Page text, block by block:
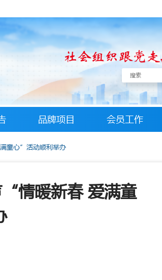
品牌项目 会员工作
童心”活动顺利举办
情暖新春 爱满童